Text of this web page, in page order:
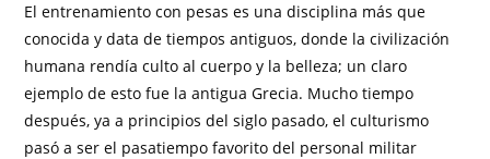
El entrenamiento con pesas es una disciplina más que
conocida y data de tiempos antiguos, donde la civilización
humana rendía culto al cuerpo y la belleza; un claro
ejemplo de esto fue la antigua Grecia. Mucho tiempo
después, ya a principios del siglo pasado, el culturismo
pasó a ser el pasatiempo favorito del personal militar